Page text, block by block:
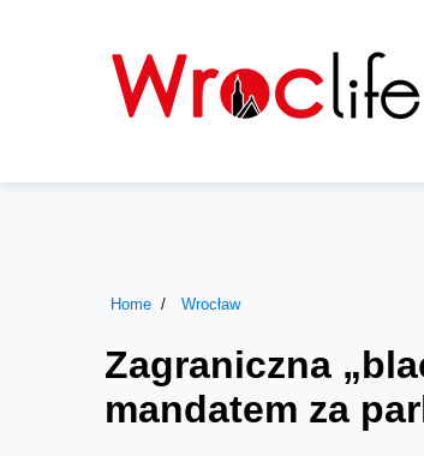
Home Wrocław
Zagraniczna
mandatem za